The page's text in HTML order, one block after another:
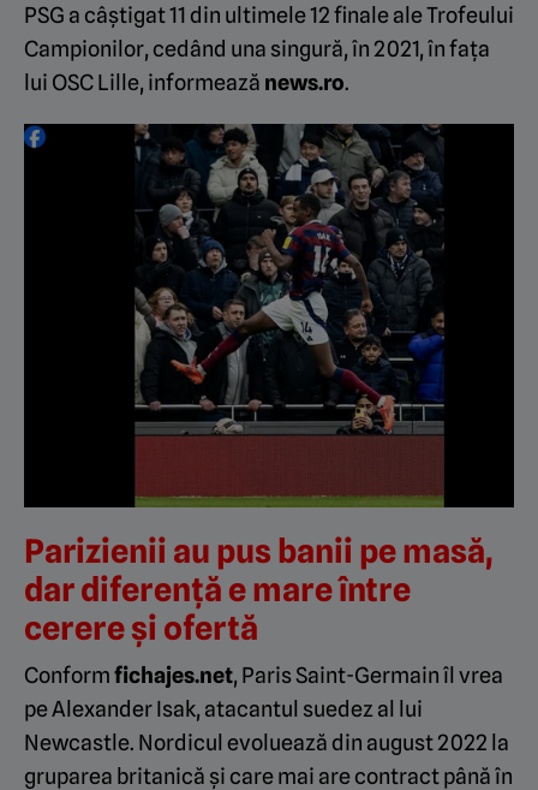
PSG a câştigat 11 din ultimele 12 finale ale Trofeului
Campionilor, cedând una singură, în 2021, în faţa
lui OSC Lille, informează news.ro.
Parizienii au pus banii pe masă,
dar diferență e mare între
cerere și ofertă
Conformfichajes.net, Paris Saint-Germain îl vrea
pe Alexander Isak, atacantul suedez al lui
Newcastle. Nordicul evoluează din august 2022 la
gruparea britanică și care mai are contract până în